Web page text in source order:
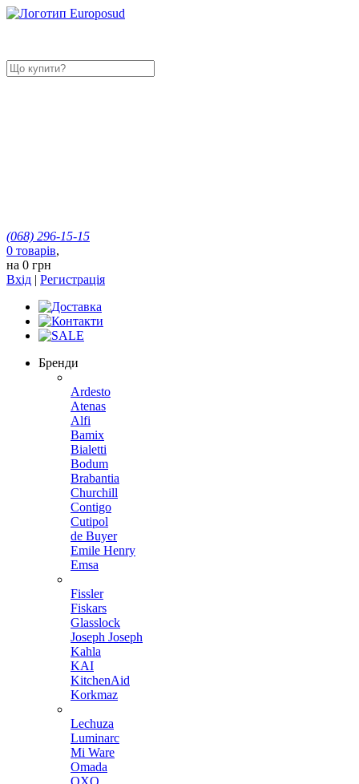
(068) 296-15-15
0 товарів,
на 0 грн
Вхід | Регистрація
Бренди
Ardesto
Atenas
Alfi
Bamix
Bialetti
Bodum
Brabantia
Churchill
Contigo
Cutipol
de Buyer
Emile Henry
Emsa
Fissler
Fiskars
Glasslock
Joseph Joseph
Kahla
KAI
KitchenAid
Korkmaz
Lechuza
Luminarc
Mi Ware
Omada
OXO